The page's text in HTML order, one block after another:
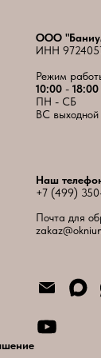
ООО
ИНН
Режим
10:00 - 18:00
ПН - СБ
ВС выходной
Наш
+7 (499)
Почта для